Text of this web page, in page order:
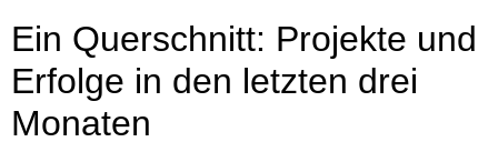
Ein Querschnitt: Projekte und
Erfolge in den letzten drei
Monaten